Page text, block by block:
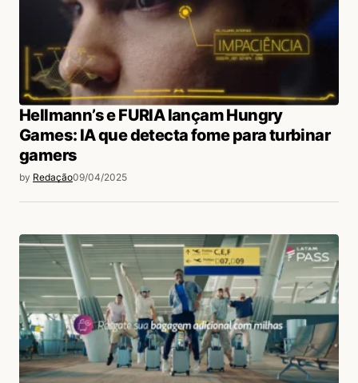
Hellmann’s e FURIA lançam Hungry
Games: IA que detecta fome para turbinar
gamers
by Redação09/04/2025